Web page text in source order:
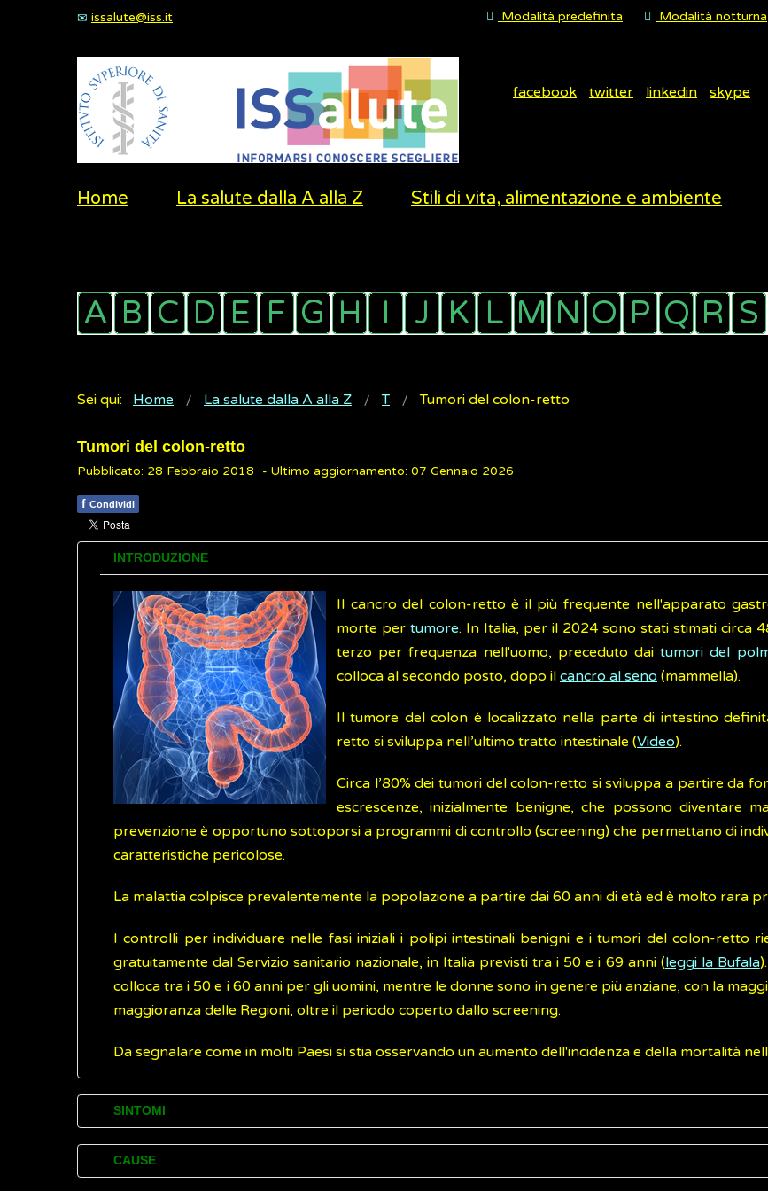
issalute@iss.it Modalità predefinita Modalità notturna
facebook twitter linkedin skype
Home La salute dalla A alla Z Stili di vita, alimentazione e ambiente
Sei qui: Home La salute dalla A alla Z T Tumori del colon-retto
Tumori del colon-retto
Pubblicato: 28 Febbraio 2018 - Ultimo aggiornamento: 07 Gennaio 2026
f Condividi
INTRODUZIONE
Il cancro del colon-retto è il più frequente nell'apparato
morte per tumore. In Italia, per il 2024 sono stati stimati circa
terzo per frequenza nell'uomo, preceduto daitumori del
colloca al secondo posto, dopo il cancro al seno (mammella).
Il tumore del colon è localizzato nella parte di intestino
retto si sviluppa nell’ultimo tratto intestinale (Video).
Circa l’80% dei tumori del colon-retto si sviluppa a partire da
escrescenze, inizialmente benigne, che possono diventare
prevenzione è opportuno sottoporsi a programmi di controllo (screening) che permettano di
caratteristiche pericolose.
La malattia colpisce prevalentemente la popolazione a partire dai 60 anni di età ed è molto rara
I controlli per individuare nelle fasi iniziali i polipi intestinali benigni e i tumori del colon-retto
gratuitamente dal Servizio sanitario nazionale, in Italia previsti tra i 50 e i 69 anni (leggi la Bufala
colloca tra i 50 e i 60 anni per gli uomini, mentre le donne sono in genere più anziane, con la
maggioranza delle Regioni, oltre il periodo coperto dallo screening.
Da segnalare come in molti Paesi si stia osservando un aumento dell'incidenza e della mortalità
SINTOMI
I principali disturbi (sintomi) causati dai tumori al colon-retto sono:
CAUSE